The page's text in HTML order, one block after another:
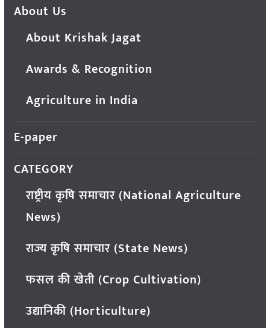
About Us
About Krishak Jagat
Awards & Recognition
Agriculture in India
E-paper
CATEGORY
राष्ट्रीय कृषि समाचार (National Agriculture
News)
राज्य कृषि समाचार (State News)
फसल की खेती (Crop Cultivation)
उद्यानिकी (Horticulture)